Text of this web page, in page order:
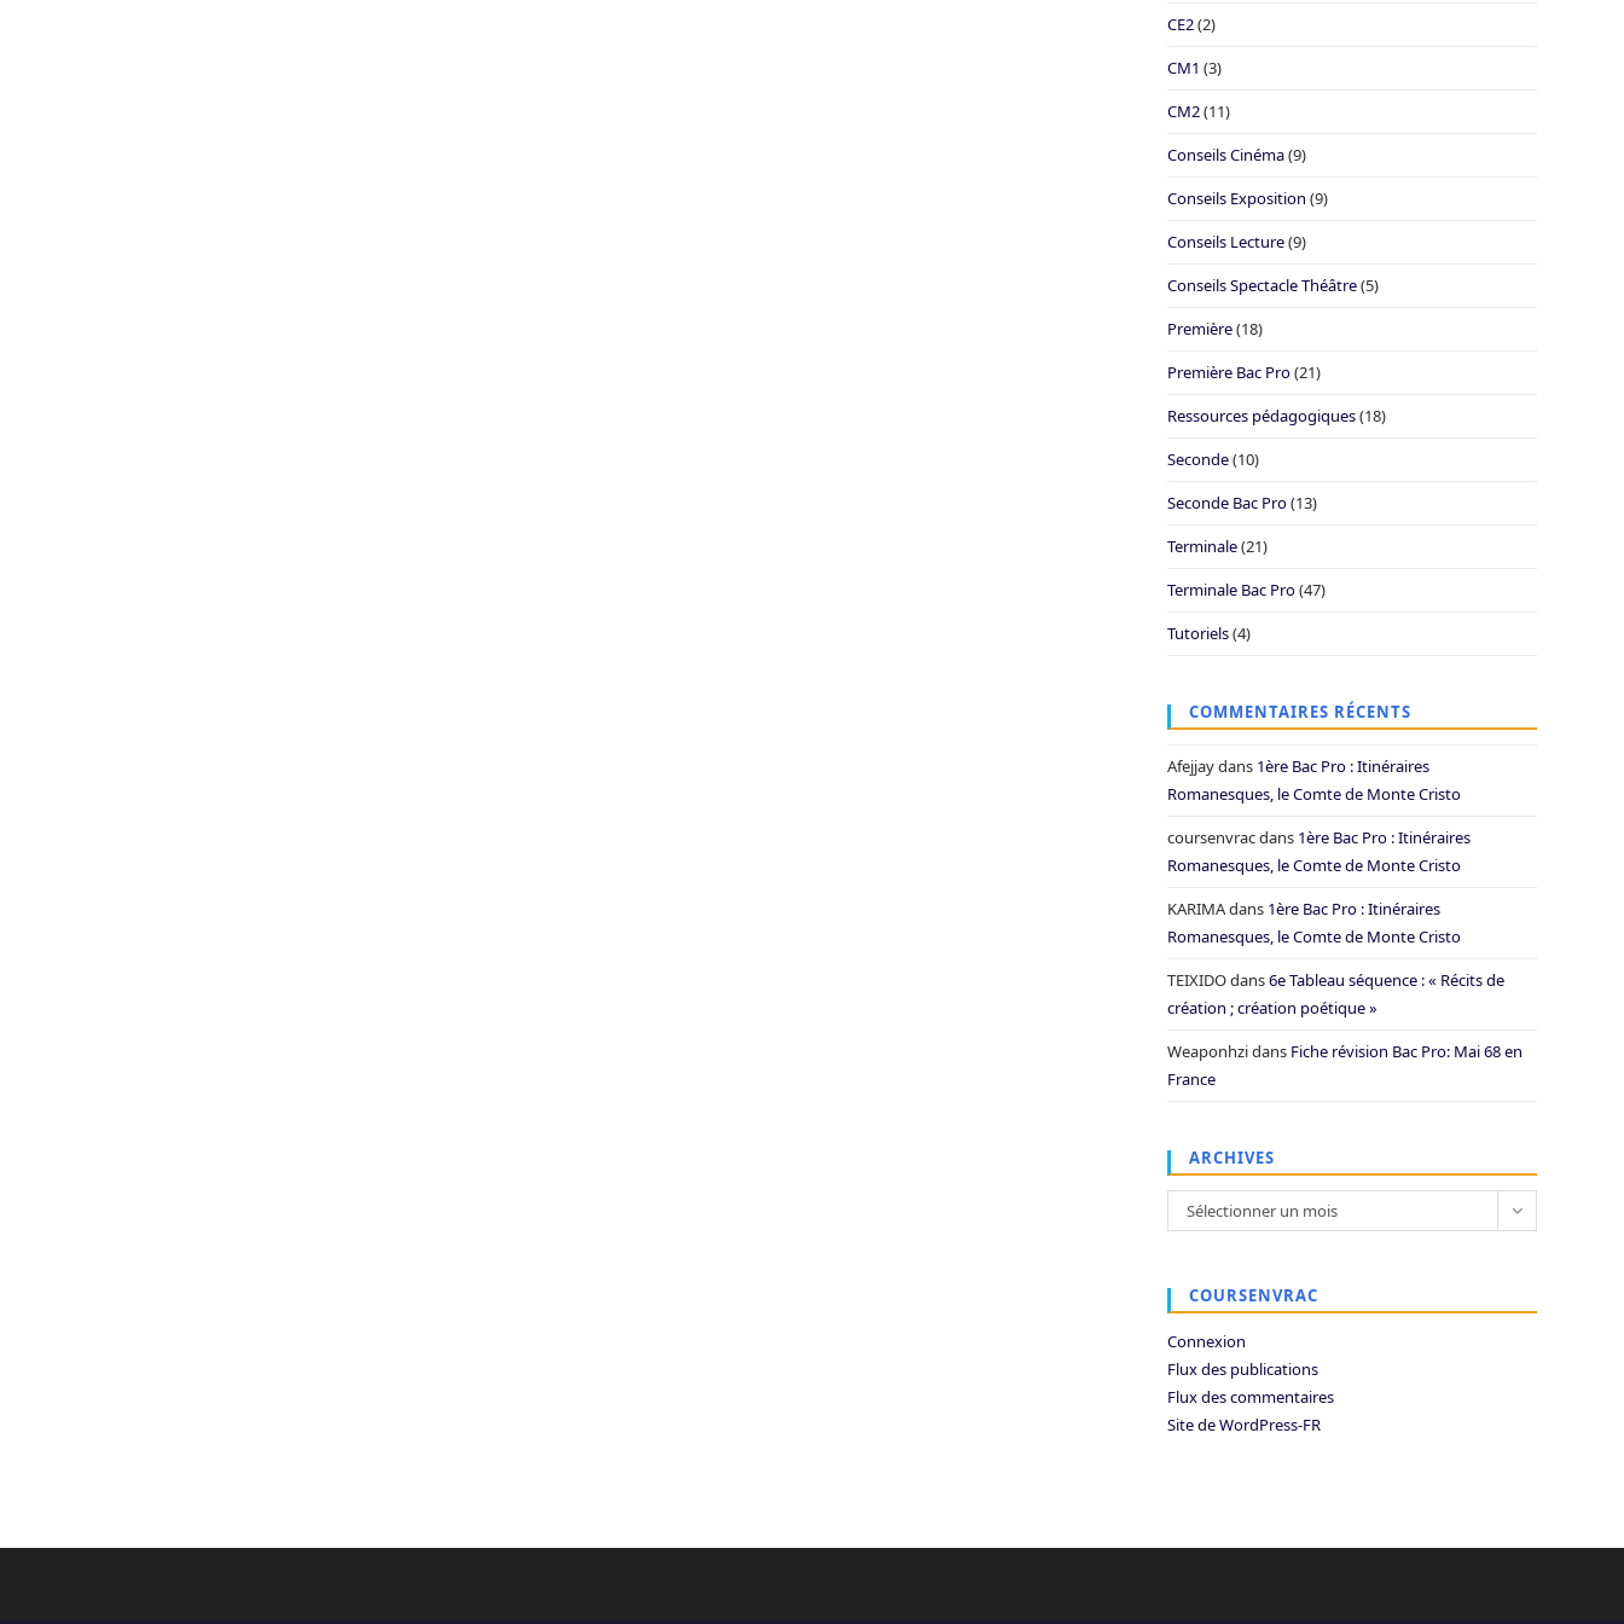
CE2(2)
CM1 (3)
CM2(11)
Conseils Cinéma(9)
Conseils Exposition (9)
Conseils Lecture(9)
Conseils Spectacle Théâtre(5)
Première(18)
Première Bac Pro(21)
Ressources pédagogiques(18)
Seconde(10)
Seconde Bac Pro(13)
Terminale(21)
Terminale Bac Pro(47)
Tutoriels(4)
COMMENTAIRES RÉCENTS
Afejjaydans 1ère Bac Pro : Itinéraires
Romanesques, le Comte de Monte Cristo
coursenvracdans 1ère Bac Pro : Itinéraires
Romanesques, le Comte de Monte Cristo
KARIMAdans 1ère Bac Pro : Itinéraires
Romanesques, le Comte de Monte Cristo
TEIXIDOdans6e Tableau séquence : « Récits de
création ; création poétique »
Weaponhzidans Fiche révision Bac Pro: Mai 68 en
France
ARCHIVES
Archives
Sélectionner un mois
COURSENVRAC
Connexion
Flux des publications
Flux des commentaires
Site de WordPress-FR